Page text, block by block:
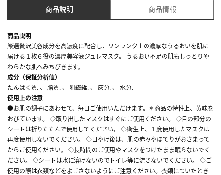
商品説明 商品情報
商品説明
厳選贅沢美容成分を高濃度に配合し、ワンランク上の濃厚なうるおいを肌に
届ける１枚６役の濃厚美容液ジュレマスク。 うるおい不足の肌もしっとりや
わらかな肌へみちびきます。
成分（保証分析値）
たんぱく質: 、 脂質: 、 粗繊維: 、 灰分: 、 水分:
使用上の注意
●お肌の調子にあわせて、毎日ご使用いただけます。＊商品の特性上、黄味を
おびています。 ◇取り出したマスクはすぐにご使用ください。 ◇目の部分の
シートは折りたたんで使用してください。 ◇衛生上、１度使用したマスクは
再度使用しないでください。 ◇日やけ後は、肌の赤みやほてりがおさまって
からご使用ください。 ◇長時間のご使用やマスクをつけたまま眠らないでく
ださい。 ◇シートは水に溶けないのでトイレ等に流さないでください。 ◇ご
使用の際は衣類などをよごさないようにご注意ください。衣類についたとき